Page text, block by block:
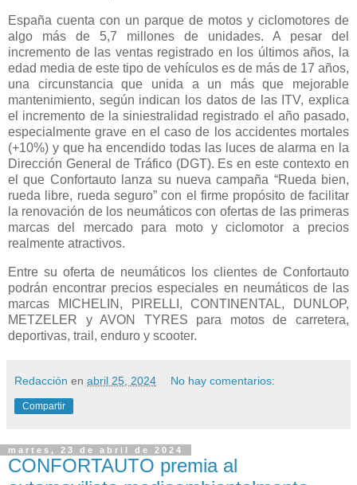
España cuenta con un parque de motos y ciclomotores de
algo más de 5,7 millones de unidades. A pesar del
incremento de las ventas registrado en los últimos años, la
edad media de este tipo de vehículos es de más de 17 años,
una circunstancia que unida a un más que mejorable
mantenimiento, según indican los datos de las ITV, explica
el incremento de la siniestralidad registrado el año pasado,
especialmente grave en el caso de los accidentes mortales
(+10%) y que ha encendido todas las luces de alarma en la
Dirección General de Tráfico (DGT). Es en este contexto en
el que Confortauto lanza su nueva campaña “Rueda bien,
rueda libre, rueda seguro” con el firme propósito de facilitar
la renovación de los neumáticos con ofertas de las primeras
marcas del mercado para moto y ciclomotor a precios
realmente atractivos.
Entre su oferta de neumáticos los clientes de Confortauto
podrán encontrar precios especiales en neumáticos de las
marcas MICHELIN, PIRELLI, CONTINENTAL, DUNLOP,
METZELER y AVON TYRES para motos de carretera,
deportivas, trail, enduro y scooter.
Redacción en abril 25, 2024 No hay comentarios:
Compartir
martes, 23 de abril de 2024
CONFORTAUTO premia al